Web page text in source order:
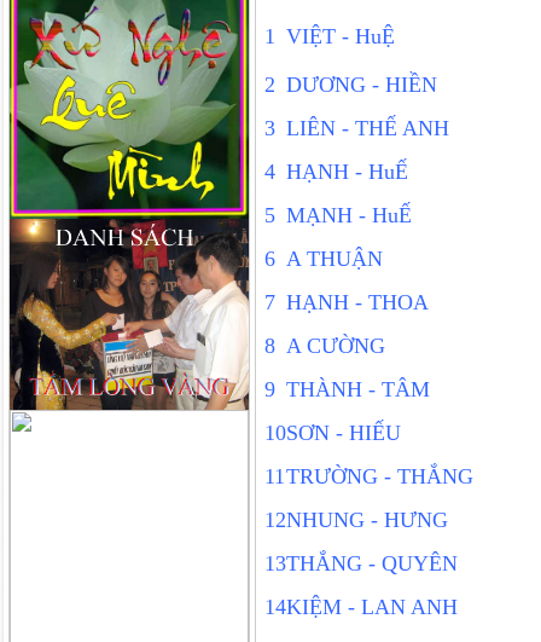
1 VIỆT - HuỆ
2 DƯƠNG - HIỀN
3 LIÊN - THẾ ANH
4 HẠNH - HuẾ
5 MẠNH - HuẾ
6 A THUẬN
7 HẠNH - THOA
8 A CƯỜNG
9 THÀNH - TÂM
10SƠN - HIẾU
11TRƯỜNG - THẮNG
12NHUNG - HƯNG
13THẮNG - QUYÊN
14KIỆM - LAN ANH